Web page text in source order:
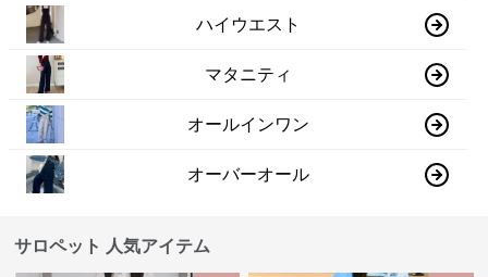
ハイウエスト
マタニティ
オールインワン
オーバーオール
サロペット 人気アイテム